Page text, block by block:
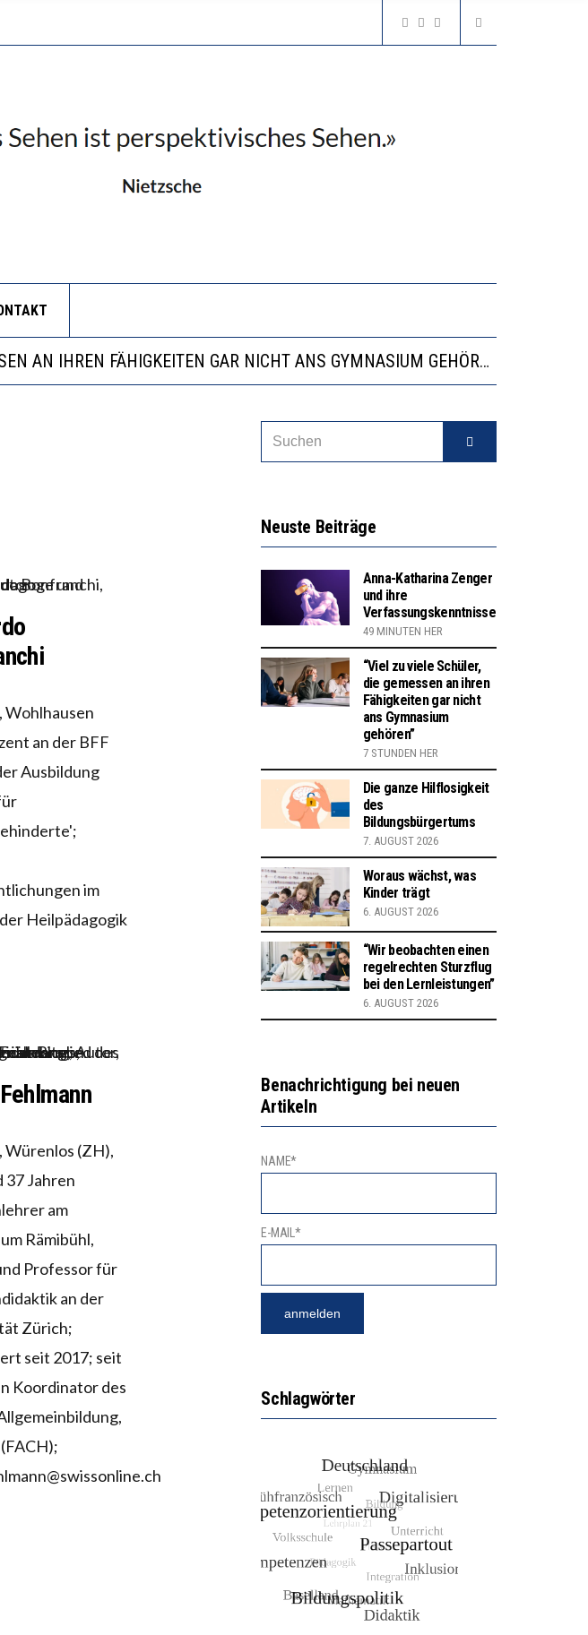
STURZFLUG BEI DEN LERNLEISTUNGEN”
“VIEL ZU VIELE SCHÜLER, DIE GEMESSEN AN IHREN FÄHIGKEITEN GAR NICHT ANS GYMNASIUM GEHÖREN”
STURZFLUG BEI DEN LERNLEISTUNGEN”
Wohlhausen
an der BFF
Ausbildung
im
Heilpädagogik
Würenlos (ZH),
37 Jahren
am
Rämibühl,
Professor für
an der
Zürich;
seit 2017; seit
Koordinator des
Neuste Beiträge
Anna-Katharina Zenger
und ihre
Verfassungskenntnisse
49 MINUTEN HER
“Viel zu viele Schüler,
die gemessen an ihren
Fähigkeiten gar nicht
ans Gymnasium
gehören”
7 STUNDEN HER
Die ganze Hilflosigkeit
des
Bildungsbürgertums
7. AUGUST 2026
Woraus wächst, was
Kinder trägt
6. AUGUST 2026
“Wir beobachten einen
regelrechten Sturzflug
bei den Lernleistungen”
6. AUGUST 2026
Benachrichtigung bei neuen
Artikeln
NAME*
E-MAIL*
Schlagwörter